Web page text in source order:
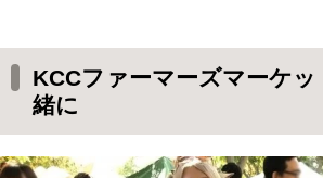
KCCファーマーズマーケ
緒に